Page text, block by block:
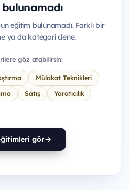
eğitim bulunamadı. Farklı bir
ya da kategori dene.
göz atabilirsin:
Mülakat Teknikleri
Satış Yaratıcılık
gör